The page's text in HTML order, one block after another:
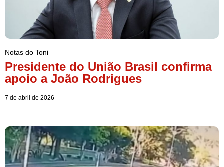
Notas do Toni
Presidente do União Brasil confirma
apoio a João Rodrigues
7 de abril de 2026